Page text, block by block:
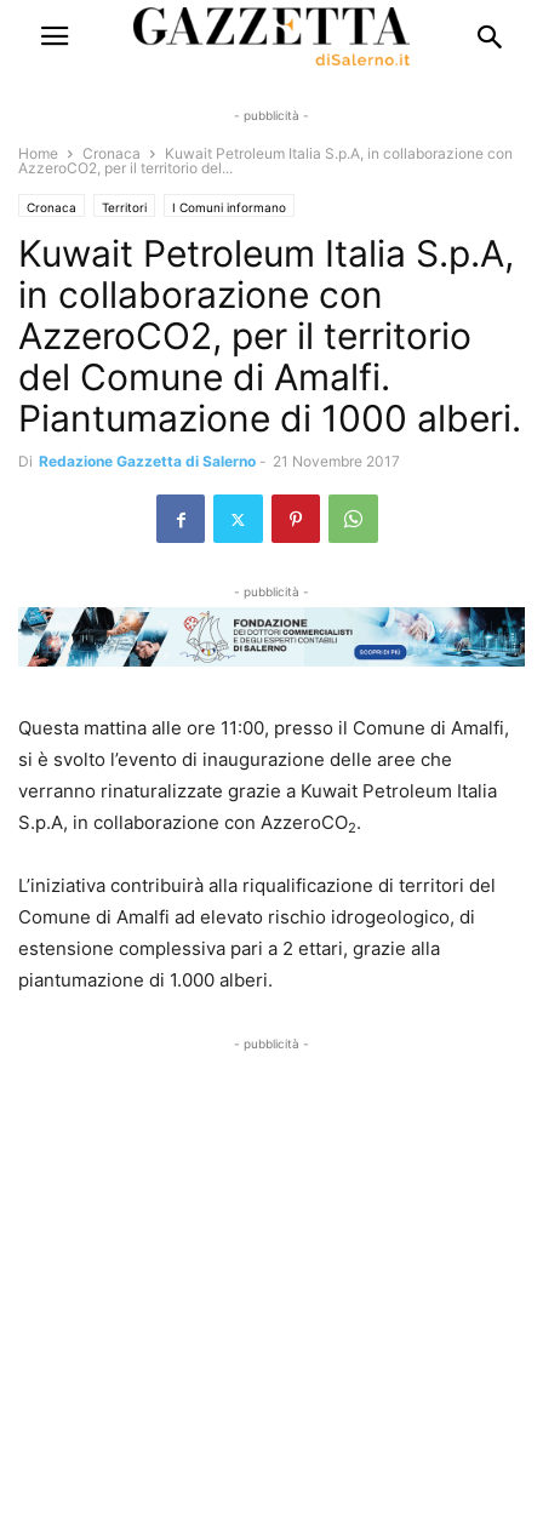
- pubblicità -
Home Cronaca
Kuwait Petroleum Italia S.p.A, in collaborazione con
AzzeroCO2, per il territorio del...
Cronaca Territori I Comuni informano
Kuwait Petroleum Italia S.p.A,
in collaborazione con
AzzeroCO2, per il territorio
del Comune di Amalfi.
Piantumazione di 1000 alberi.
Di Redazione Gazzetta di Salerno - 21 Novembre 2017
- pubblicità -
Questa mattina alle ore 11:00, presso il Comune di Amalfi,
si è svolto l’evento di inaugurazione delle aree che
verranno rinaturalizzate grazie a Kuwait Petroleum Italia
S.p.A, in collaborazione con AzzeroCO2.
L’iniziativa contribuirà alla riqualificazione di territori del
Comune di Amalfi ad elevato rischio idrogeologico, di
estensione complessiva pari a 2 ettari, grazie alla
piantumazione di 1.000 alberi.
- pubblicità -